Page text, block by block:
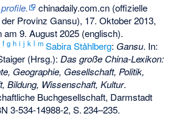
chinadaily.com.cn (offizielle
Provinz Gansu), 17. Oktober 2013,
am 9. August 2025 (englisch).
f g h i j k l m Sabira Ståhlberg: Gansu. In:
(Hrsg.):Das große China-Lexikon:
Geographie, Gesellschaft, Politik,
Bildung, Wissenschaft, Kultur.
Buchgesellschaft, Darmstadt
3-534-14988-2,S.234–235.